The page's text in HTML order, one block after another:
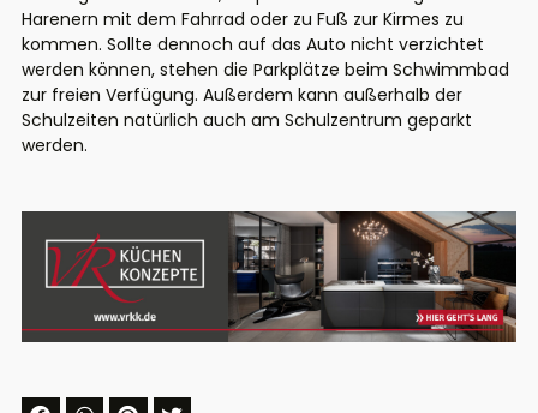
Harenern mit dem Fahrrad oder zu Fuß zur Kirmes zu
kommen. Sollte dennoch auf das Auto nicht verzichtet
werden können, stehen die Parkplätze beim Schwimmbad
zur freien Verfügung. Außerdem kann außerhalb der
Schulzeiten natürlich auch am Schulzentrum geparkt
werden.